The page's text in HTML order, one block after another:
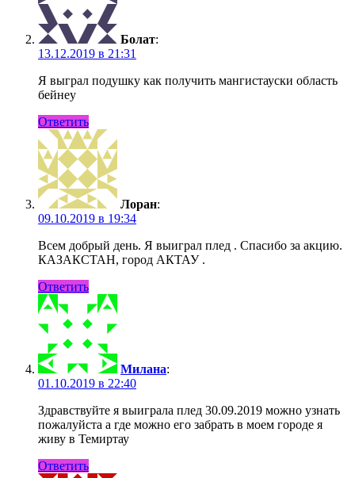
Болат:
13.12.2019 в 21:31
Я выграл подушку как получить мангистауски область
бейнеу
Ответить
Лоран:
09.10.2019 в 19:34
Всем добрый день. Я выиграл плед . Спасибо за акцию.
КАЗАКСТАН, город АКТАУ .
Ответить
Милана:
01.10.2019 в 22:40
Здравствуйте я выиграла плед 30.09.2019 можно узнать
пожалуйста а где можно его забрать в моем городе я
живу в Темиртау
Ответить